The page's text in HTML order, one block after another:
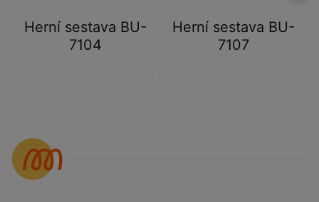
Herní sestava BU-
7104
Herní sestava BU-
7107